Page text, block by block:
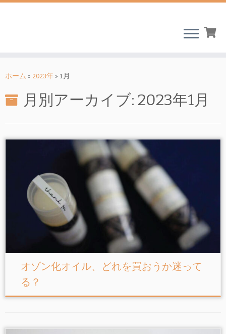
ン
ン
ホーム » 2023年» 1月
月別アーカイブ: 2023年1月
オゾン化オイル、どれを買おうか迷って
る？